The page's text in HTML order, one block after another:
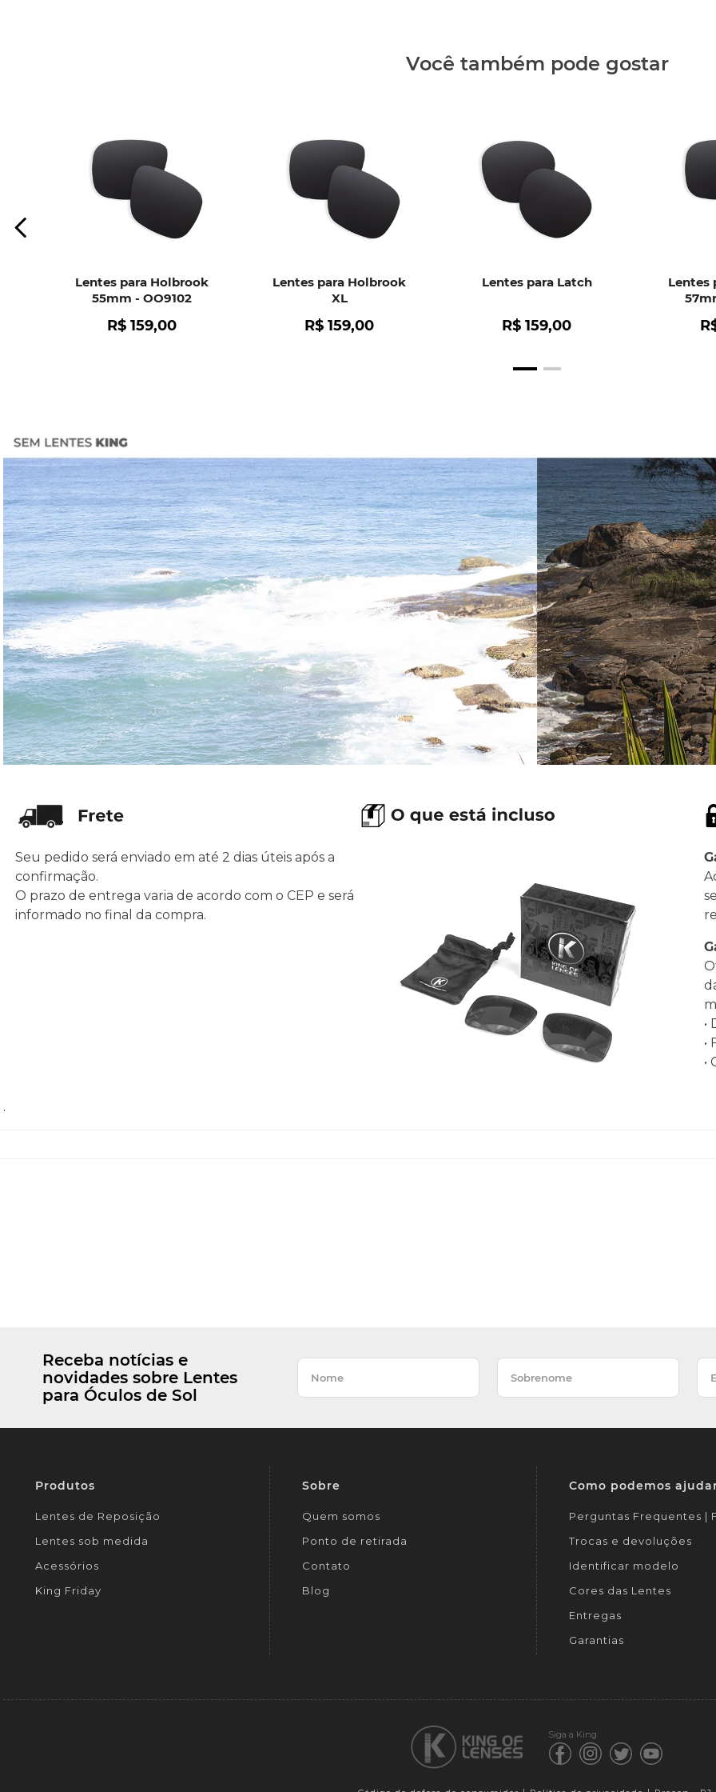
Você também pode gostar
Lentes para Holbrook
55mm - OO9102
R$ 159,00
Lentes para Holbrook
XL
R$ 159,00
Lentes para Latch
R$ 159,00
Lentes
Seu pedido será enviado em até 2 dias úteis após a
confirmação.
O prazo de entrega varia de acordo com o CEP e será
informado no final da compra.
•
•
•
.
Receba notícias e
novidades sobre Lentes
para Óculos de Sol
Produtos
Lentes de Reposição
Lentes sob medida
Acessórios
King Friday
Sobre
Quem somos
Ponto de retirada
Contato
Blog
Como podemos
Perguntas Frequentes |
Trocas e devoluções
Identificar modelo
Cores das Lentes
Entregas
Garantias
Siga a King: